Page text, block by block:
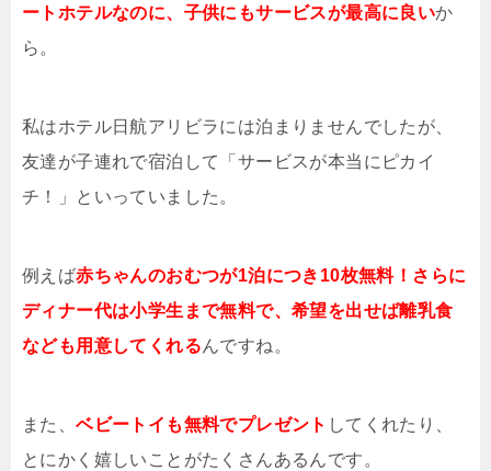
ートホテルなのに、子供にもサービスが最高に良いか
ら。
私はホテル日航アリビラには泊まりませんでしたが、
友達が子連れで宿泊して「サービスが本当にピカイ
チ！」といっていました。
例えば赤ちゃんのおむつが1泊につき10枚無料！さらに
ディナー代は小学生まで無料で、希望を出せば離乳食
なども用意してくれるんですね。
また、ベビートイも無料でプレゼント してくれたり、
とにかく嬉しいことがたくさんあるんです。